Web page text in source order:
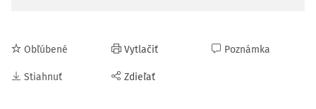
Obľúbené
Stiahnuť
Vytlačiť
Zdieľať
Poznámka